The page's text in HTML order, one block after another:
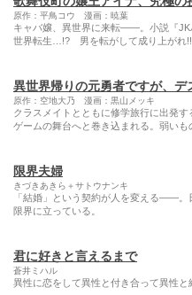
原作：平鳥コウ 漫画：暁葉
キャバ嬢、異世界に来転――。小説『JK
世界転生…!? 男を転がして成り上がれ!!
異世界帰りの元勇者ですが、
原作：空地大乃 漫画：黒山メッキ
クラスメイトとともに修学旅行に出発
ゲームの舞台へと巻き込まれる。弱い
限界夫婦
きづきあきら＋サトウナンキ
「結婚」という契約が人を変える――。
限界に立っている。
君に好きと言えるまで
蒼井ミハル
異性に恋をして異性と付き合って異性